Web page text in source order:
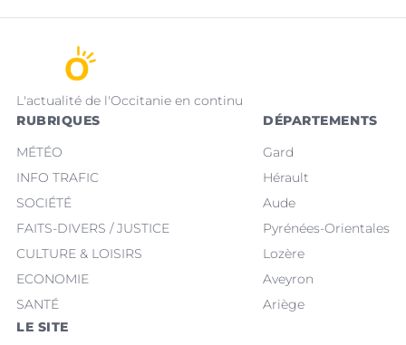
L'actualité de l'Occitanie en continu
RUBRIQUES
MÉTÉO
INFO TRAFIC
SOCIÉTÉ
FAITS-DIVERS / JUSTICE
CULTURE & LOISIRS
ECONOMIE
SANTÉ
DÉPARTEMENTS
Gard
Hérault
Aude
Pyrénées-Orientales
Lozère
Aveyron
Ariège
LE SITE